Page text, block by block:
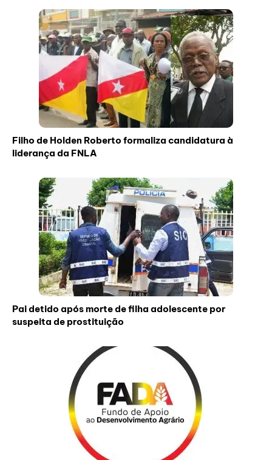
Filho de Holden Roberto formaliza candidatura à
liderança da FNLA
Pai detido após morte de filha adolescente por
suspeita de prostituição